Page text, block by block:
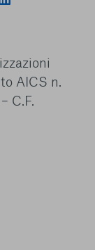
AICS n.
C.F.